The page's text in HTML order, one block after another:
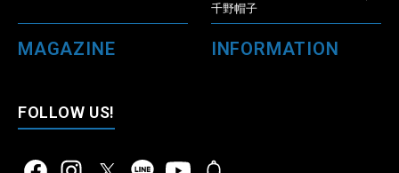
千野帽子
MAGAZINE INFORMATION
FOLLOW US!